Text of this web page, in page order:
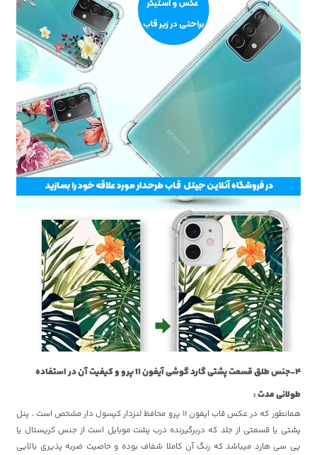
4-جنس طلق قسمت پشتی گارد گوشی آیفون 11 پرو و کیفیت آن در استفاده
طولانی مدت :
همانطور که در عکس قاب ایفون 11 پرو محافظ لنزدار کپسول دار مشخص است ، پنل
پشتی یا قسمتی از جلد که دربرگیرنده درب پشت موبایل است از جنس کریستال یا
پی سی هارد میباشد که رنگ آن کاملا شفاف بوده و خاصیت ضربه پذیری بالایی